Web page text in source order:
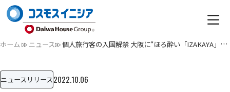
ホーム ニュース 個人旅行客の入国解禁 大阪に“ほろ酔い「IZAKAYA」”ホテル誕生…
ニュースリリース2022.10.06